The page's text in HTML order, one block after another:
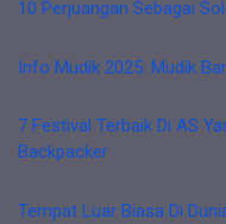
10 Perjuangan Sebagai
Info Mudik 2025: Mudik
7 Festival Terbaik Di AS
Backpacker
Tempat Luar Biasa Di